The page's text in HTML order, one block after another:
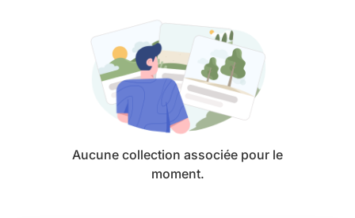
Aucune collection associée pour le
moment.